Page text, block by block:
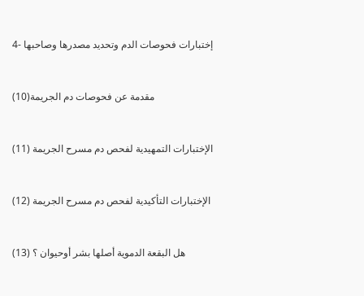
4- إختبارات فحوصات الدم وتحديد مصدرها وصاحبها
(10)مقدمة عن فحوصات دم الجريمة
(11) الإختبارات التمهيدية لفحص دم مسرح الجريمة
(12) الإختبارات التأكيدية لفحص دم مسرح الجريمة
(13) هل البقعة الدموية أصلها بشر أوحيوان ؟